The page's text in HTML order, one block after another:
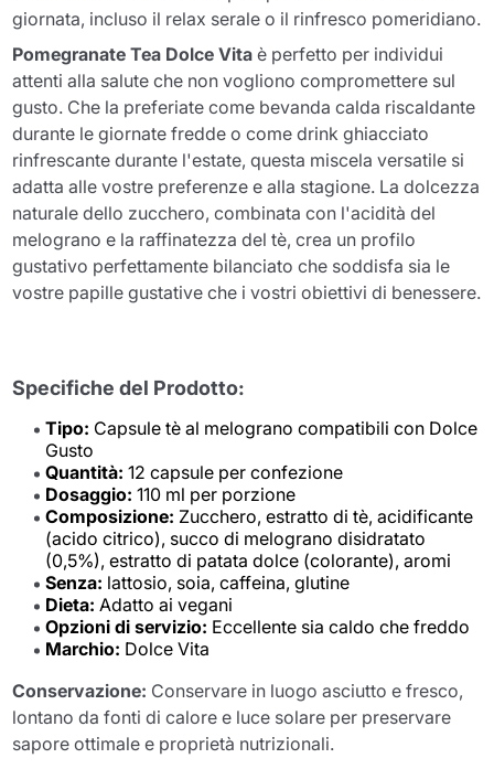
giornata, incluso il relax serale o il rinfresco pomeridiano.
Pomegranate Tea Dolce Vita è perfetto per individui
attenti alla salute che non vogliono compromettere sul
gusto. Che la preferiate come bevanda calda riscaldante
durante le giornate fredde o come drink ghiacciato
rinfrescante durante l'estate, questa miscela versatile si
adatta alle vostre preferenze e alla stagione. La dolcezza
naturale dello zucchero, combinata con l'acidità del
melograno e la raffinatezza del tè, crea un profilo
gustativo perfettamente bilanciato che soddisfa sia le
vostre papille gustative che i vostri obiettivi di benessere.
Specifiche del Prodotto:
Tipo: Capsule tè al melograno compatibili con Dolce
Gusto
Quantità: 12 capsule per confezione
Dosaggio: 110 ml per porzione
Composizione: Zucchero, estratto di tè, acidificante
(acido citrico), succo di melograno disidratato
(0,5%), estratto di patata dolce (colorante), aromi
Senza: lattosio, soia, caffeina, glutine
Dieta: Adatto ai vegani
Opzioni di servizio: Eccellente sia caldo che freddo
Marchio: Dolce Vita
Conservazione: Conservare in luogo asciutto e fresco,
lontano da fonti di calore e luce solare per preservare
sapore ottimale e proprietà nutrizionali.